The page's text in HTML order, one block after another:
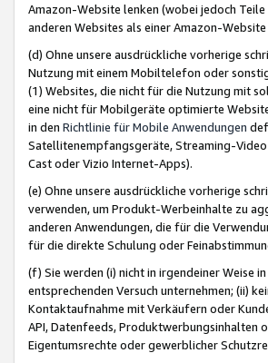
Amazon-Website lenken (wobei jedoch
anderen Websites als einer Amazon-
(d) Ohne unsere ausdrückliche vorherige
Nutzung mit einem Mobiltelefon oder
(1) Websites, die nicht für die Nutzung mit
eine nicht für Mobilgeräte optimierte
in den Richtlinie für Mobile Anwendungen
Satellitenempfangsgeräte, Streaming-
Cast oder Vizio Internet-Apps).
(e) Ohne unsere ausdrückliche vorherige
verwenden, um Produkt-Werbeinhalte zu
anderen Anwendungen, die für die
für die direkte Schulung oder
(f) Sie werden (i) nicht in irgendeiner Weise
entsprechenden Versuch unternehmen; (ii)
Kontaktaufnahme mit Verkäufern oder
API, Datenfeeds, Produktwerbungsinhalten
Eigentumsrechte oder gewerblicher